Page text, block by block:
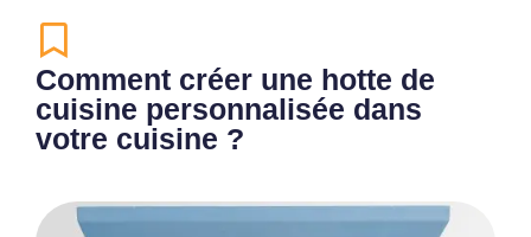
Comment créer une hotte de
cuisine personnalisée dans
votre cuisine ?